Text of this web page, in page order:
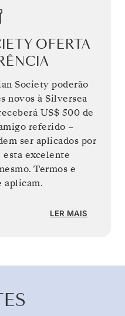
OFERTA
Society poderão
novos à Silversea
US$ 500 de
referido –
ser aplicados por
excelente
Termos e
aplicam.
LER MAIS